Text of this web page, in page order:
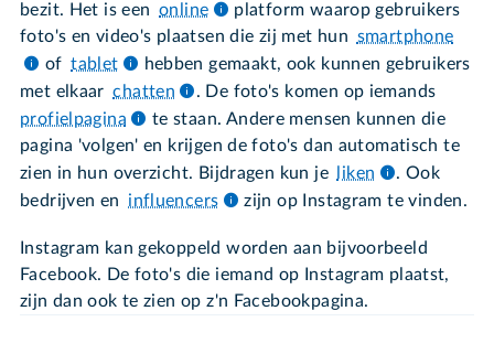
bezit. Het is een online
platform waarop gebruikers
foto's en video's plaatsen die zij met hun smartphone
of tablet
hebben gemaakt, ook kunnen gebruikers
met elkaar chatten
. De foto's komen op iemands
profielpagina
te staan. Andere mensen kunnen die
pagina 'volgen' en krijgen de foto's dan automatisch te
zien in hun overzicht. Bijdragen kun je
liken
. Ook
bedrijven en
influencers zijn op Instagram te vinden.
Instagram kan gekoppeld worden aan bijvoorbeeld
Facebook. De foto's die iemand op Instagram plaatst,
zijn dan ook te zien op z'n Facebookpagina.